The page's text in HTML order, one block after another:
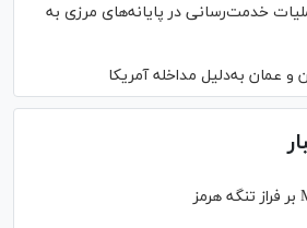
ﺧﺪﻣﺖ‌ﺭﺳﺎﻧﯽ در پایانه‌های مرزی ﺑﻪ
و عمان به‌دلیل مداخله آمریکا